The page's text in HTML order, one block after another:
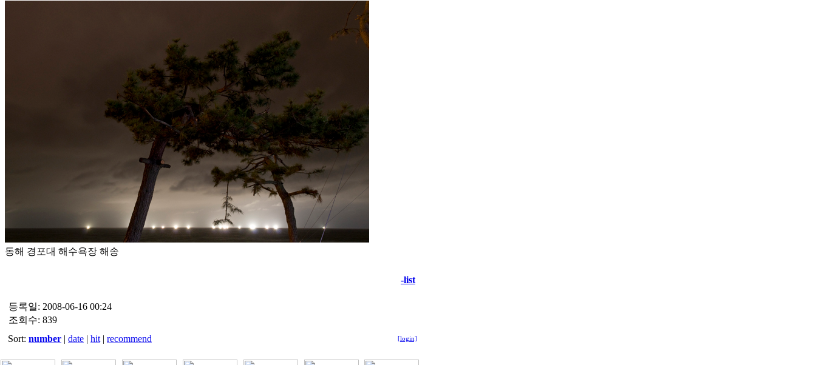
동해 경포대 해수욕장 해송
-list
등록일: 2008-06-16 00:24
조회수: 839
Sort: number | date | hit | recommend [login]